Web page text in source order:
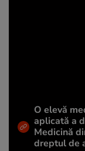
O elevă
aplicată a
Medicină
dreptul de